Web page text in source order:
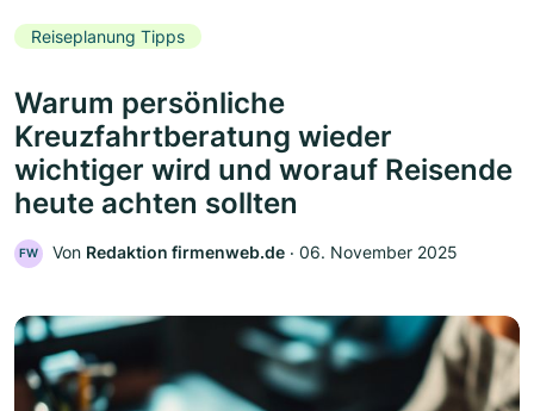
Reiseplanung Tipps
Warum persönliche
Kreuzfahrtberatung wieder
wichtiger wird und worauf Reisende
heute achten sollten
FW Von Redaktion firmenweb.de ‧ 06. November 2025